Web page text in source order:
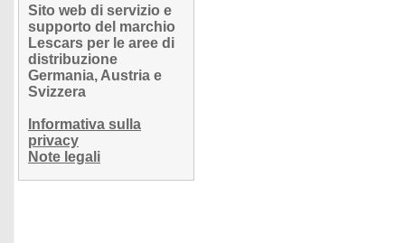
Sito web di servizio e
supporto del marchio
Lescars per le aree di
distribuzione
Germania, Austria e
Svizzera
Informativa sulla
privacy
Note legali